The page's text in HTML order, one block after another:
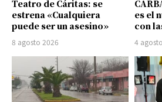
Teatro de Cáritas: se
estrena «Cualquiera
puede ser un asesino»
8 agosto 2026
es el
con
4